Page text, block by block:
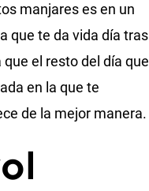
manjares es en un
que te da vida día tras
el resto del día que
en la que te
de la mejor manera.